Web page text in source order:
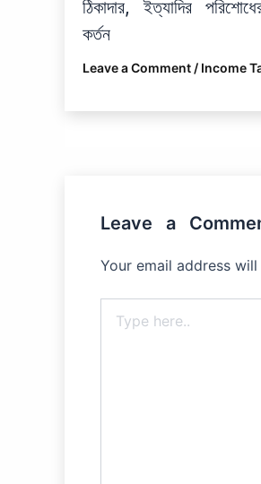
ঠিকাদার, ইত্যাদির
কর্তন
Leave a Comment / Income
Leave a
Your email address
here..